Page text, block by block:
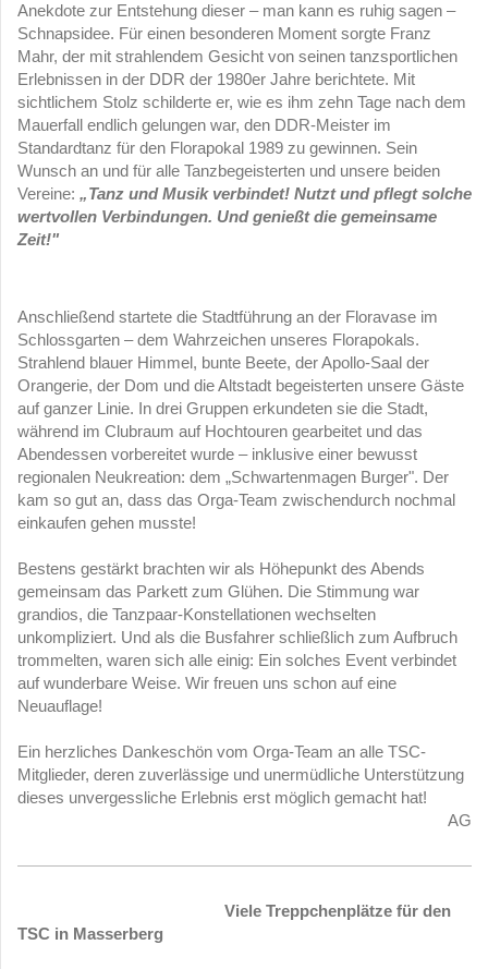
Anekdote zur Entstehung dieser – man kann es ruhig sagen –
Schnapsidee. Für einen besonderen Moment sorgte Franz
Mahr, der mit strahlendem Gesicht von seinen tanzsportlichen
Erlebnissen in der DDR der 1980er Jahre berichtete. Mit
sichtlichem Stolz schilderte er, wie es ihm zehn Tage nach dem
Mauerfall endlich gelungen war, den DDR-Meister im
Standardtanz für den Florapokal 1989 zu gewinnen. Sein
Wunsch an und für alle Tanzbegeisterten und unsere beiden
Vereine: „Tanz und Musik verbindet! Nutzt und pflegt solche
wertvollen Verbindungen. Und genießt die gemeinsame
Zeit!"
Anschließend startete die Stadtführung an der Floravase im
Schlossgarten – dem Wahrzeichen unseres Florapokals.
Strahlend blauer Himmel, bunte Beete, der Apollo-Saal der
Orangerie, der Dom und die Altstadt begeisterten unsere Gäste
auf ganzer Linie. In drei Gruppen erkundeten sie die Stadt,
während im Clubraum auf Hochtouren gearbeitet und das
Abendessen vorbereitet wurde – inklusive einer bewusst
regionalen Neukreation: dem „Schwartenmagen Burger". Der
kam so gut an, dass das Orga-Team zwischendurch nochmal
einkaufen gehen musste!
Bestens gestärkt brachten wir als Höhepunkt des Abends
gemeinsam das Parkett zum Glühen. Die Stimmung war
grandios, die Tanzpaar-Konstellationen wechselten
unkompliziert. Und als die Busfahrer schließlich zum Aufbruch
trommelten, waren sich alle einig: Ein solches Event verbindet
auf wunderbare Weise. Wir freuen uns schon auf eine
Neuauflage!
Ein herzliches Dankeschön vom Orga-Team an alle TSC-
Mitglieder, deren zuverlässige und unermüdliche Unterstützung
dieses unvergessliche Erlebnis erst möglich gemacht hat!
AG
Viele Treppchenplätze für den
TSC in Masserberg